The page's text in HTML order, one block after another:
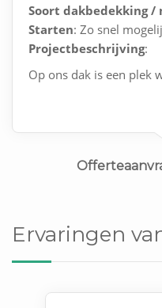
Soort dakbedekking /
Starten: Zo snel
Projectbeschrijving:
Op ons dak is een plek
Ervaringen